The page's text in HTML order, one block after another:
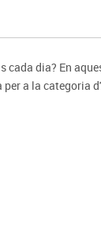
cada dia? En
a la categoria